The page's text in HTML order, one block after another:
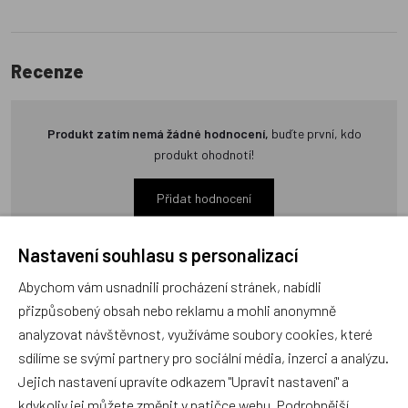
Recenze
Produkt zatím nemá žádné hodnocení, buďte první, kdo
produkt ohodnotí!
Přidat hodnocení
Zboží se stejným motivem
Staročeský betlém
Vystřihovánky - Vozidla
Nastavení souhlasu s personalizací
Abychom vám usnadnili procházení stránek, nabídli
přizpůsobený obsah nebo reklamu a mohli anonymně
analyzovat návštěvnost, využíváme soubory cookies, které
sdílíme se svými partnery pro sociální média, inzerci a analýzu.
Jejich nastavení upravíte odkazem "Upravit nastavení" a
kdykoliv jej můžete změnit v patičce webu. Podrobnější